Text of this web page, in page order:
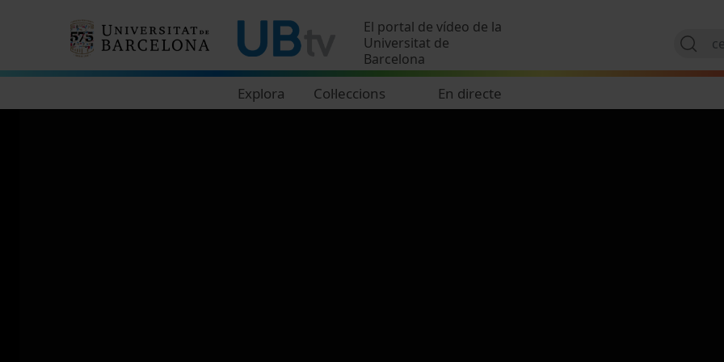
El portal de vídeo de la
Universitat de
Barcelona
Explora Col·leccions En directe